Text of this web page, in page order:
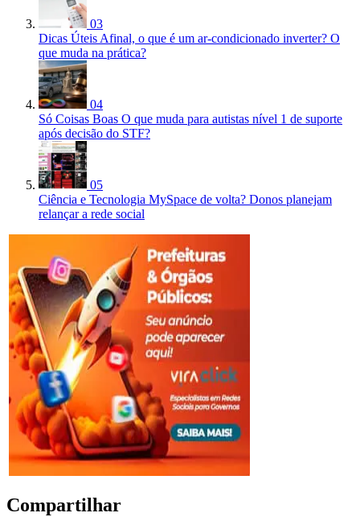
03
Dicas Úteis Afinal, o que é um ar-condicionado inverter? O
que muda na prática?
04
Só Coisas Boas O que muda para autistas nível 1 de suporte
após decisão do STF?
05
Ciência e Tecnologia MySpace de volta? Donos planejam
relançar a rede social
Compartilhar